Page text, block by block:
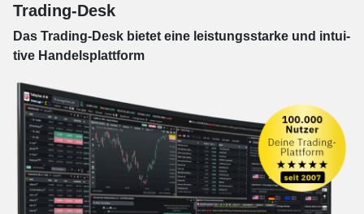
Trading-Desk
Das Trading-Desk bie­tet eine leis­tungs­star­ke und in­tui­
tive Han­dels­platt­form